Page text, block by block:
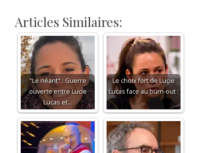
Articles Similaires:
"Le néant" : Guerre
ouverte entre Lucie
Lucas et…
Le choix fort de Lucie
Lucas face au burn-out :
…